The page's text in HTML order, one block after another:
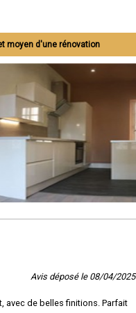
moyen d'une rénovation
Avis déposé le 08/04/2025
avec de belles finitions. Parfait